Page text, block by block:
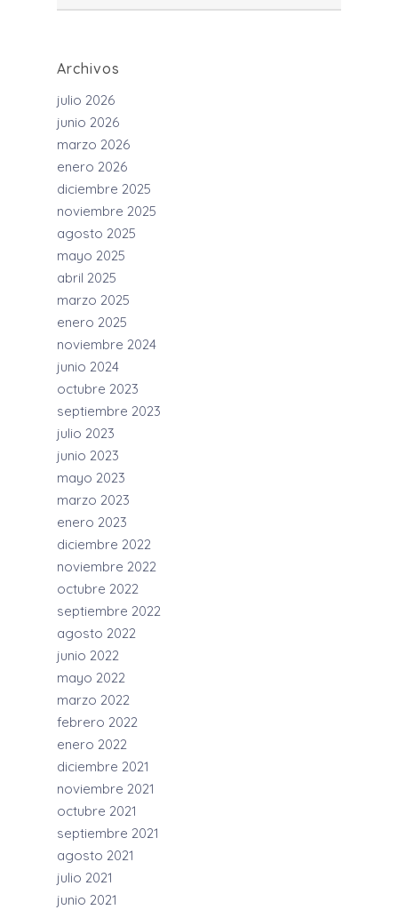
Archivos
julio 2026
junio 2026
marzo 2026
enero 2026
diciembre 2025
noviembre 2025
agosto 2025
mayo 2025
abril 2025
marzo 2025
enero 2025
noviembre 2024
junio 2024
octubre 2023
septiembre 2023
julio 2023
junio 2023
mayo 2023
marzo 2023
enero 2023
diciembre 2022
noviembre 2022
octubre 2022
septiembre 2022
agosto 2022
junio 2022
mayo 2022
marzo 2022
febrero 2022
enero 2022
diciembre 2021
noviembre 2021
octubre 2021
septiembre 2021
agosto 2021
julio 2021
junio 2021